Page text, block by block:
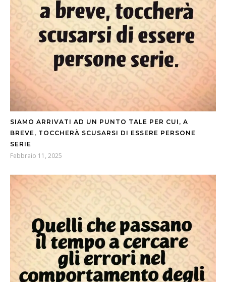
SIAMO ARRIVATI AD UN PUNTO TALE PER CUI, A
BREVE, TOCCHERÀ SCUSARSI DI ESSERE PERSONE
SERIE
Febbraio 11, 2025